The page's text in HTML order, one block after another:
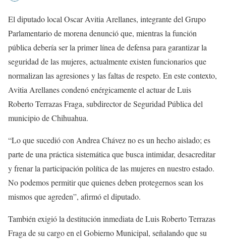
El diputado local Oscar Avitia Arellanes, integrante del Grupo
Parlamentario de morena denunció que, mientras la función
pública debería ser la primer línea de defensa para garantizar la
seguridad de las mujeres, actualmente existen funcionarios que
normalizan las agresiones y las faltas de respeto. En este contexto,
Avitia Arellanes condenó enérgicamente el actuar de Luis
Roberto Terrazas Fraga, subdirector de Seguridad Pública del
municipio de Chihuahua.
“Lo que sucedió con Andrea Chávez no es un hecho aislado; es
parte de una práctica sistemática que busca intimidar, desacreditar
y frenar la participación política de las mujeres en nuestro estado.
No podemos permitir que quienes deben protegernos sean los
mismos que agreden”, afirmó el diputado.
También exigió la destitución inmediata de Luis Roberto Terrazas
Fraga de su cargo en el Gobierno Municipal, señalando que su